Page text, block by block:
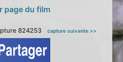
page du film
824253 capture suivante >>